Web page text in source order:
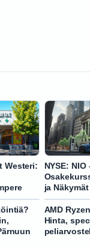
Westeri:
NYSE: NIO
ja
AMD
Hinta,